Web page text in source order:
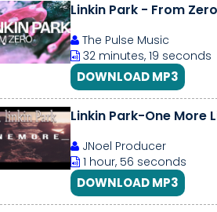
Linkin Park - From
The Pulse Music
32 minutes, 19 seconds
DOWNLOAD MP3
Linkin Park-One More
JNoel Producer
1 hour, 56 seconds
DOWNLOAD MP3